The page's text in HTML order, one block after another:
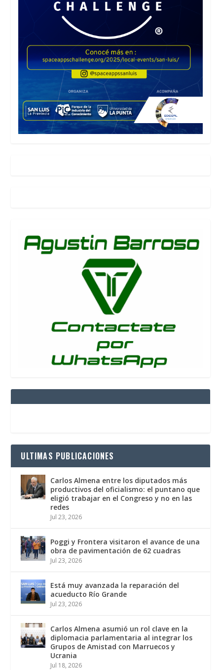
ULTIMAS PUBLICACIONES
Carlos Almena entre los diputados más
productivos del oficialismo: el puntano que
eligió trabajar en el Congreso y no en las
redes
Jul 23, 2026
Poggi y Frontera visitaron el avance de una
obra de pavimentación de 62 cuadras
Jul 23, 2026
Está muy avanzada la reparación del
acueducto Río Grande
Jul 23, 2026
Carlos Almena asumió un rol clave en la
diplomacia parlamentaria al integrar los
Grupos de Amistad con Marruecos y
Ucrania
Jul 18, 2026